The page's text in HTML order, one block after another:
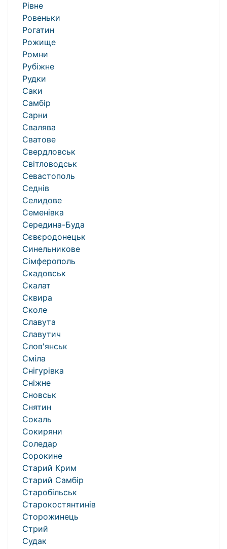
Рівне
Ровеньки
Рогатин
Рожище
Ромни
Рубіжне
Рудки
Саки
Самбір
Сарни
Свалява
Сватове
Свердловськ
Світловодськ
Севастополь
Седнів
Селидове
Семенівка
Середина-Буда
Сєвєродонецьк
Синельникове
Сімферополь
Скадовськ
Скалат
Сквира
Сколе
Славута
Славутич
Слов'янськ
Сміла
Снігурівка
Сніжне
Сновськ
Снятин
Сокаль
Сокиряни
Соледар
Сорокине
Старий Крим
Старий Самбір
Старобільськ
Старокостянтинів
Сторожинець
Стрий
Судак